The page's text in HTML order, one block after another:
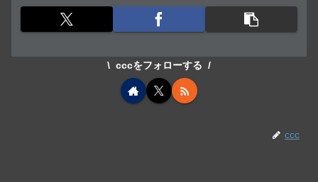
cccをフォローする
ccc